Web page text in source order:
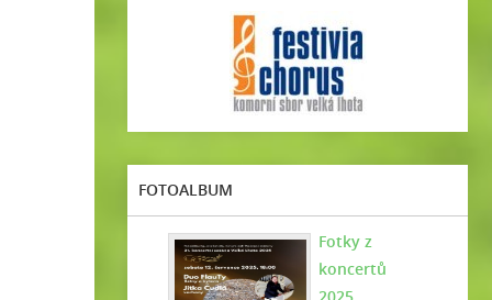
FOTOALBUM
Fotky z
koncertů